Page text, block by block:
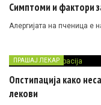
Симптоми и фактори
Алергијата на пченица е
ПРАШАЈ ЛЕКАР
Опстипација како
лекови